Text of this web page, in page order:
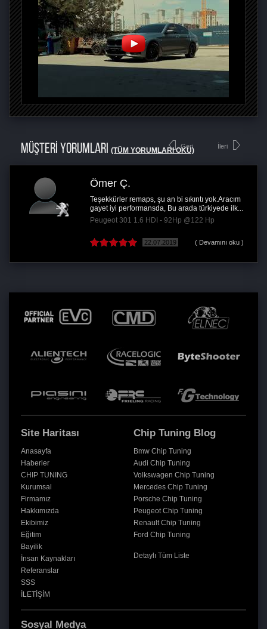
MÜŞTERİ YORUMLARI (TÜM YORUMLARI OKU)
Geri
Ömer Ç.
Teşekkürler remaps, şu an bi sıkıntı yok.Aracım
gayet iyi performansda, Bu arada türkiyede ilk...
Peugeot 301 1.6 HDI - 92Hp @122 Hp
22.07.2019 ( Devamını oku )
İleri
Site Haritası
Anasayfa
Haberler
CHIP TUNING
Kurumsal
Firmamız
Hakkımızda
Ekibimiz
Eğitim
Bayilik
İnsan Kaynakları
Referanslar
SSS
İLETİŞİM
Chip Tuning Blog
Bmw Chip Tuning
Audi Chip Tuning
Volkswagen Chip Tuning
Mercedes Chip Tuning
Porsche Chip Tuning
Peugeot Chip Tuning
Renault Chip Tuning
Ford Chip Tuning
Detaylı Tüm Liste
Sosyal Medya